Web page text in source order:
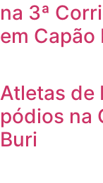
na 3ª
em Capão
Atletas de
pódios na
Buri